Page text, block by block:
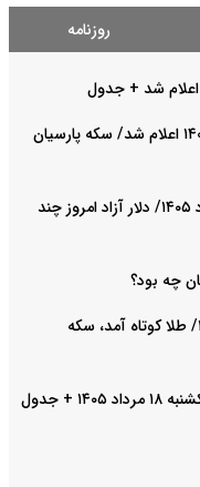
روزنامه
قیمت سکه پارسیان امروز یکشنبه ۱۸ مرداد ۱۴۰۵ اعلام شد/ سکه پارسیان
قیمت دلار، یورو و پوند امروز یکشنبه ۱۸ مرداد ۱۴۰۵/ دلار آزاد امروز چند
چه بود؟
قیمت طلا و سکه امروز یکشنبه ۱۸ مرداد ۱۴۰۵/ طلا کوتاه آمد، سکه
برنامه قطع برق کهگیلویه و بویراحمد امروز یکشنبه ۱۸ مرداد ۱۴۰۵ + جدول